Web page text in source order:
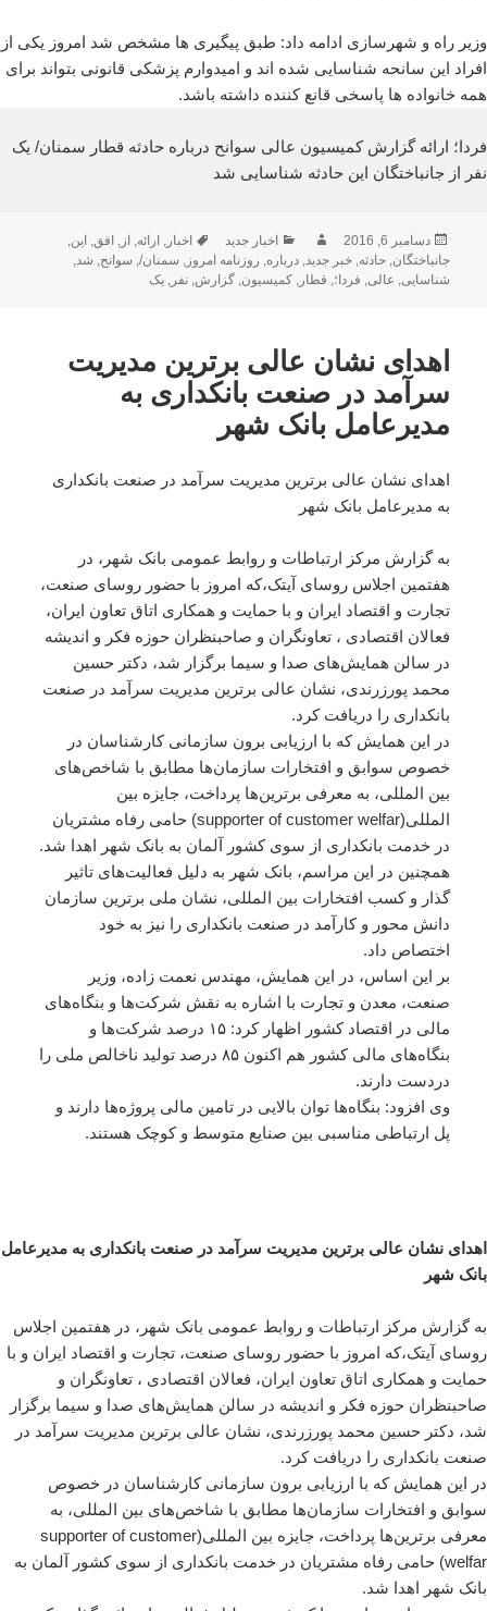
وزیر راه و شهرسازی ادامه داد: طبق پیگیری ها مشخص شد امروز یکی از
افراد این سانحه شناسایی شده اند و امیدوارم پزشکی قانونی بتواند برای
همه خانواده ها پاسخی قانع کننده داشته باشد.
فردا؛ ارائه گزارش کمیسیون عالی سوانح درباره حادثه قطار سمنان/ یک
نفر از جانباختگان این حادثه شناسایی شد
ارسال
شده
در
دسامبر 6, 2016 نویسندهدسته‌ها
اخبار جدید برچسب‌ها
اخبار, ارائه, از, افق, این,
جانباختگان,حادثه,خبر جدید,درباره, روزنامه امروز, سمنان/, سوانح, شد,
شناسایی, عالی, فردا؛, قطار,کمیسیون,گزارش,نفر,یک
اهدای نشان عالی برترین مدیریت
سرآمد در صنعت بانکداری به
مدیرعامل بانک شهر
اهدای نشان عالی برترین مدیریت سرآمد در صنعت بانکداری
به مدیرعامل بانک شهر
به گزارش مرکز ارتباطات و روابط عمومی بانک شهر، در
هفتمین اجلاس روسای آیتک،‌که امروز با حضور روسای صنعت،
تجارت و اقتصاد ایران و با حمایت و همکاری اتاق تعاون ایران،
فعالان اقتصادی ، تعاونگران و صاحبنظران حوزه فکر و اندیشه
در سالن همایش‌های صدا و سیما برگزار شد، دکتر حسین
محمد پورزرندی، نشان عالی برترین مدیریت سرآمد در صنعت
بانکداری را دریافت کرد.
در این همایش که با ارزیابی برون سازمانی کارشناسان در
خصوص سوابق و افتخارات سازمان‌ها مطابق با شاخص‌های
بین المللی، به معرفی برترین‌ها پرداخت، جایزه بین
المللی(supporter of customer welfar) حامی رفاه مشتریان
در خدمت بانکداری از سوی کشور آلمان به بانک شهر اهدا شد.
همچنین در این مراسم، بانک شهر به دلیل فعالیت‌های تاثیر
گذار و کسب افتخارات بین المللی، نشان ملی برترین سازمان
دانش محور و کارآمد در صنعت بانکداری را نیز به خود
اختصاص داد.
بر این اساس، در این همایش، مهندس نعمت زاده، وزیر
صنعت، معدن و تجارت با اشاره به نقش شرکت‌ها و بنگاه‌های
مالی در اقتصاد کشور اظهار کرد: ۱۵ درصد شرکت‌ها و
بنگاه‌های مالی کشور هم اکنون ۸۵ درصد تولید ناخالص ملی را
دردست دارند.
وی افزود: بنگاه‌ها توان بالایی در تامین مالی پروژه‌ها دارند و
پل ارتباطی مناسبی بین صنایع متوسط و کوچک هستند.
اهدای نشان عالی برترین مدیریت سرآمد در صنعت بانکداری به مدیرعامل
بانک شهر
به گزارش مرکز ارتباطات و روابط عمومی بانک شهر، در هفتمین اجلاس
روسای آیتک،‌که امروز با حضور روسای صنعت، تجارت و اقتصاد ایران و با
حمایت و همکاری اتاق تعاون ایران، فعالان اقتصادی ، تعاونگران و
صاحبنظران حوزه فکر و اندیشه در سالن همایش‌های صدا و سیما برگزار
شد، دکتر حسین محمد پورزرندی، نشان عالی برترین مدیریت سرآمد در
صنعت بانکداری را دریافت کرد.
در این همایش که با ارزیابی برون سازمانی کارشناسان در خصوص
سوابق و افتخارات سازمان‌ها مطابق با شاخص‌های بین المللی، به
معرفی برترین‌ها پرداخت، جایزه بین المللی(supporter of customer
welfar) حامی رفاه مشتریان در خدمت بانکداری از سوی کشور آلمان به
بانک شهر اهدا شد.